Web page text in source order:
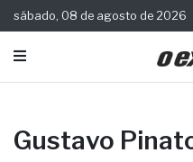
sábado, 08 de agosto de 2026
Gustavo